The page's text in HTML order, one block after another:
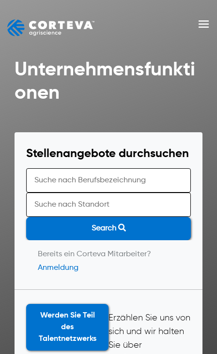
content
Unternehmensfunkti
onen
Stellenangebote durchsuchen
Search
Bereits ein Corteva Mitarbeiter?
Anmeldung
Werden Sie Teil
des
Talentnetzwerks
Erzählen Sie uns von
sich und wir halten
Sie über